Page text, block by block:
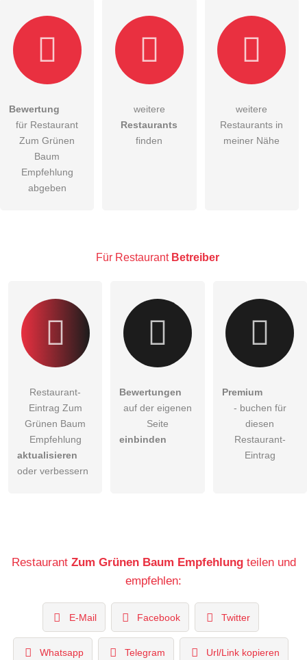
Die Datenschutzerklärunghabe ich zur Kenntnis genommen.
öffentliche Frage stellen
Hinweis:Bitte beachten Sie, öffentliche Fragen sind
Bewertung
für Restaurant
Zum Grünen
Baum
Empfehlung
abgeben
weitere
Restaurants
finden
weitere
Restaurants in
meiner Nähe
Für Restaurant Betreiber
Restaurant-
Eintrag Zum
Grünen Baum
Empfehlung
aktualisieren
oder verbessern
Bewertungen
auf der eigenen
Seite
einbinden
Premium
- buchen für
diesen
Restaurant-
Eintrag
Restaurant Zum Grünen Baum Empfehlungteilen und
empfehlen:
E-Mail Facebook Twitter
Whatsapp Telegram Url/Link kopieren